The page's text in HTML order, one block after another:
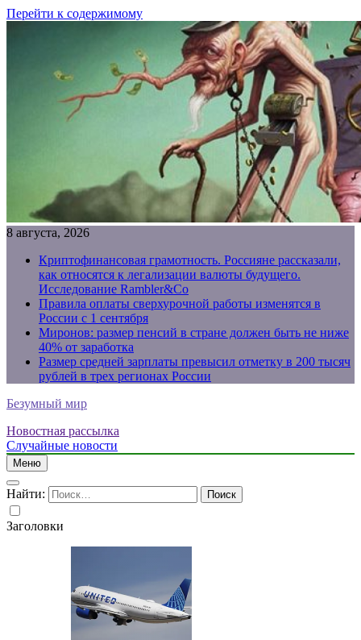
Перейти к содержимому
8 августа, 2026
Криптофинансовая грамотность. Россияне рассказали,
как относятся к легализации валюты будущего.
Исследование Rambler&Co
Правила оплаты сверхурочной работы изменятся в
России с 1 сентября
Миронов: размер пенсий в стране должен быть не ниже
40% от заработка
Размер средней зарплаты превысил отметку в 200 тысяч
рублей в трех регионах России
Безумный мир
Новостная рассылка
Случайные новости
Меню
Найти:
Заголовки